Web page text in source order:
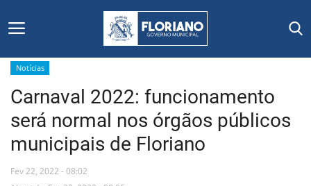
Início
Editais
Floriano
Notícias
Carnaval 2022: funcionamento
será normal nos órgãos públicos
municipais de Floriano
Fev 22, 2022 - 08:02